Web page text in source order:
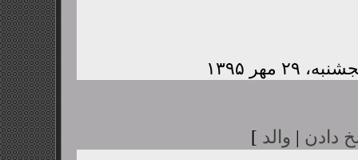
دادن | والد ]